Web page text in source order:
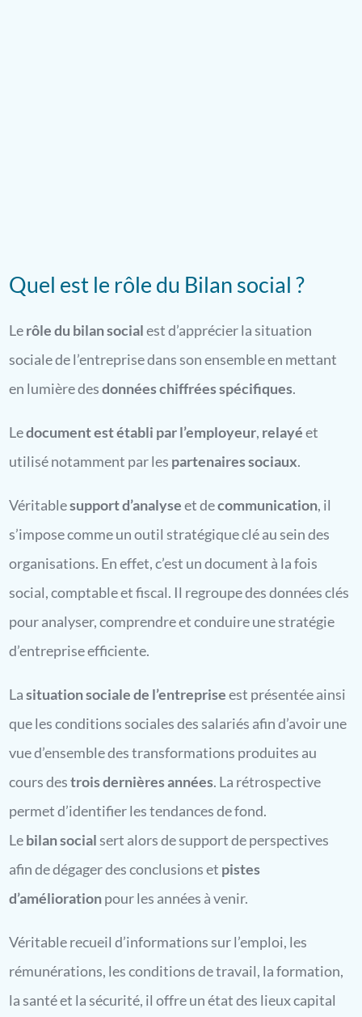
Quel est le rôle du Bilan social ?
Lerôle du bilan socialest d’apprécier la situation
sociale de l’entreprise dans son ensemble en mettant
en lumière desdonnées chiffrées spécifiques.
Ledocument est établi par l’employeur, relayéet
utilisé notamment par les partenaires sociaux.
Véritablesupport d’analyseet decommunication, il
s’impose comme un outil stratégique clé au sein des
organisations. En effet, c’est un document à la fois
social, comptable et fiscal. Il regroupe des données clés
pour analyser, comprendre et conduire une stratégie
d’entreprise efficiente.
Lasituation sociale de l’entrepriseest présentée ainsi
que les conditions sociales des salariés afin d’avoir une
vue d’ensemble des transformations produites au
cours destrois dernières années. La rétrospective
permet d’identifier les tendances de fond.
Lebilan socialsert alors de support de perspectives
afin de dégager des conclusions et pistes
d’améliorationpour les années à venir.
Véritable recueil d’informations sur l’emploi, les
rémunérations, les conditions de travail, la formation,
la santé et la sécurité, il offre un état des lieux capital